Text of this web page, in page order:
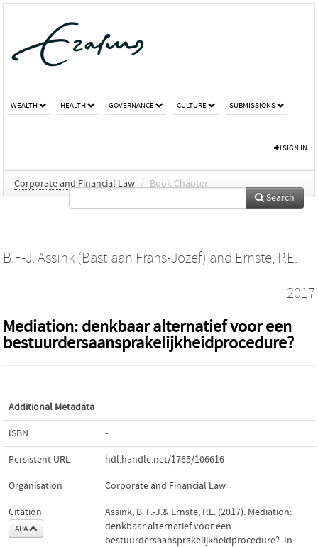
WEALTH HEALTH GOVERNANCE CULTURE SUBMISSIONS
SIGN IN
Corporate and Financial Law / Book Chapter
Search
B.F-J. Assink (Bastiaan Frans-Jozef) and Ernste, P.E.
2017
Mediation: denkbaar alternatief voor een
bestuurdersaansprakelijkheidprocedure?
Additional Metadata
ISBN -
Persistent URL hdl.handle.net/1765/106616
Organisation Corporate and Financial Law
Citation
APA
Assink, B. F.-J.& Ernste, P.E. (2017). Mediation:
denkbaar alternatief voor een
bestuurdersaansprakelijkheidprocedure?. In